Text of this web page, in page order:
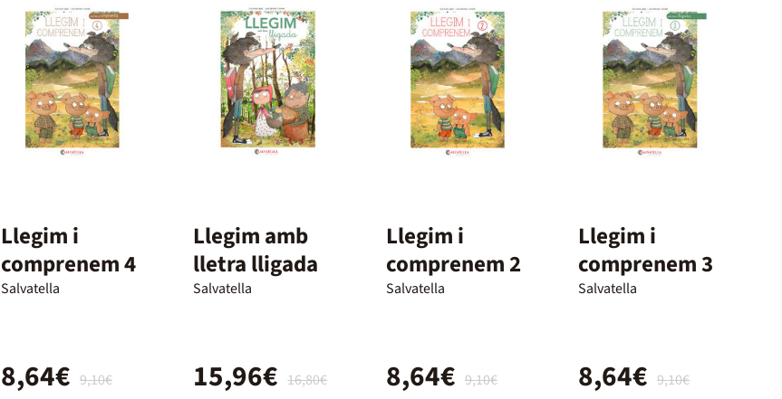
Llegim i
comprenem 4
Salvatella
9,10€
8,64€
Llegim amb
lletra lligada
Salvatella
16,80€
15,96€
Llegim i
comprenem 2
Salvatella
9,10€
8,64€
Llegim i
comprenem 3
Salvatella
9,10€
8,64€